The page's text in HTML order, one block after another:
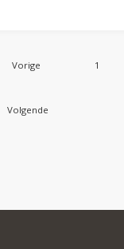
Vorige 1
Volgende